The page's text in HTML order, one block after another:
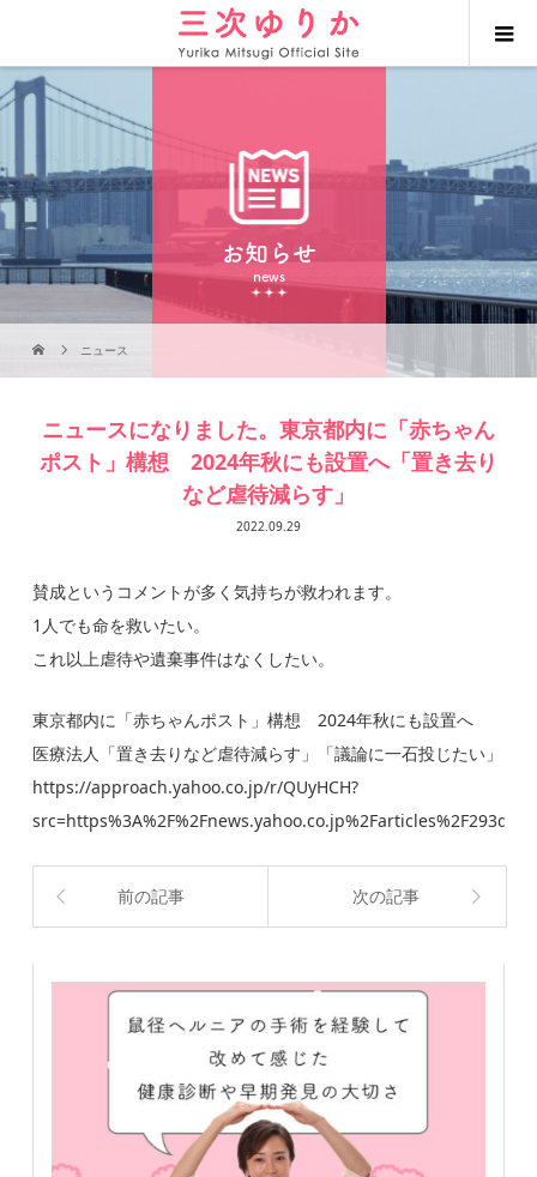
お知らせ
news
ニュース
ニュースになりました。東京都内に「赤ちゃん
ポスト」構想 2024年秋にも設置へ「置き去り
など虐待減らす」
2022.09.29
賛成というコメントが多く気持ちが救われます。
1人でも命を救いたい。
これ以上虐待や遺棄事件はなくしたい。
東京都内に「赤ちゃんポスト」構想 2024年秋にも設置へ
医療法人「置き去りなど虐待減らす」「議論に一石投じたい」
https://approach.yahoo.co.jp/r/QUyHCH?
前の記事 次の記事